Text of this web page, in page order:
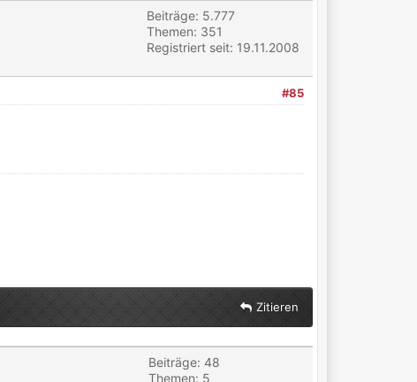
Beiträge: 5.777
Themen: 351
Registriert seit: 19.11.2008
#85
Zitieren
Beiträge: 48
Themen: 5